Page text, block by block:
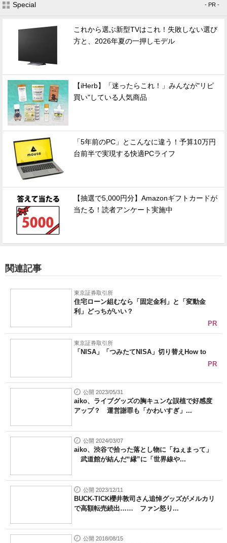
Special - PR -
これから選ぶ新型TVはこれ！失敗しない選び
方と、2026年夏の一押しモデル
【iHerb】「迷ったらこれ！」みんなが"リピ
買い"している人気商品
「5年前のPC」とこんなに違う！予算10万円
台前半で実現する快適PCライフ
【抽選で5,000円分】Amazonギフトカードが
当たる！読者アンケート実施中
関連記事
東京証券取引所
住宅ローン組むなら「固定金利」と「変動金
利」どっちがいい？
PR
東京証券取引所
「NISA」「つみたてNISA」切り替えHow to
PR
公開 2023/05/31
aiko、ライブグッズの胸キュンな誤植で好感度
アップ？ 運営謝罪も「かわいすぎ」...
公開 2024/03/07
aiko、渋谷で拾った落とし物に「ねぇまって」
武道館が結んだ“縁”に「世界線や...
公開 2023/12/11
BUCK-TICK櫻井敦司さん追悼グッズがメルカリ
で高額転売続出…… ファン怒り...
公開 2018/08/15